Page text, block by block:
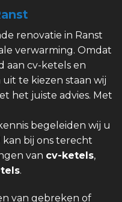
renovatie in Ranst
verwarming. Omdat
aan cv-ketels en
te kiezen staan wij
het juiste advies. Met
begeleiden wij u
kan bij ons terecht
van cv-ketels,
.
van gebreken of